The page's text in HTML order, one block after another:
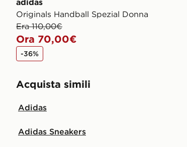
adidas
Originals Handball Spezial Donna
Era 110,00€
Ora 70,00€
-36%
Acquista simili
Adidas
Adidas Sneakers